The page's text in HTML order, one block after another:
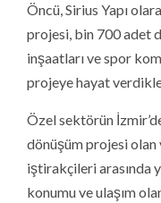
Öncü, Sirius Yapı
projesi, bin 700 adet
inşaatları ve spor
projeye hayat
Özel sektörün
dönüşüm projesi olan
iştirakçileri arasında
konumu ve ulaşım